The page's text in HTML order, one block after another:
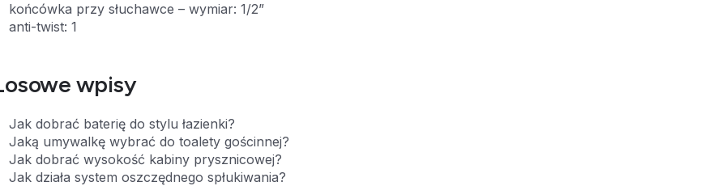
końcówka przy słuchawce – wymiar: 1/2”
anti-twist: 1
wpisy
Jak dobrać baterię do stylu łazienki?
Jaką umywalkę wybrać do toalety gościnnej?
Jak dobrać wysokość kabiny prysznicowej?
Jak działa system oszczędnego spłukiwania?